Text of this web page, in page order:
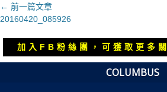
文
章
導
← 前一篇文章
上
文
20160420_085926
加入FB粉絲團，可獲取更多
COLUMBUS